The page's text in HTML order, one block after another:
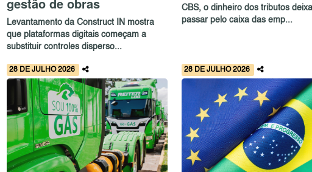
Levantamento da Construct IN mostra
que plataformas digitais começam a
substituir controles disperso...
CBS, o dinheiro dos tributos
passar pelo caixa das emp...
28 DE JULHO 2026 28 DE JULHO 2026